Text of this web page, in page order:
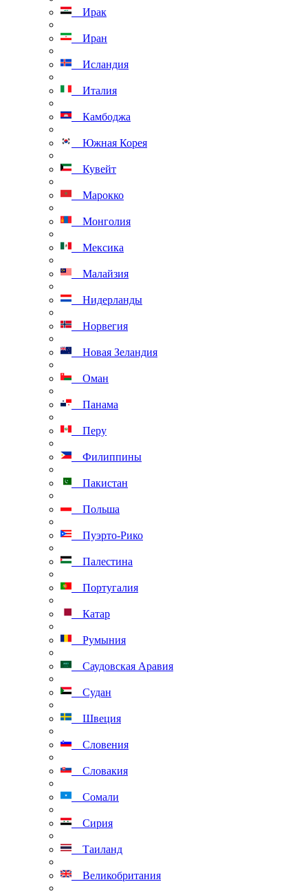
Ирак
Иран
Исландия
Италия
Камбоджа
Южная Корея
Кувейт
Марокко
Монголия
Мексика
Малайзия
Нидерланды
Норвегия
Новая Зеландия
Оман
Панама
Перу
Филиппины
Пакистан
Польша
Пуэрто-Рико
Палестина
Португалия
Катар
Румыния
Саудовская Аравия
Судан
Швеция
Словения
Словакия
Сомали
Сирия
Таиланд
Великобритания